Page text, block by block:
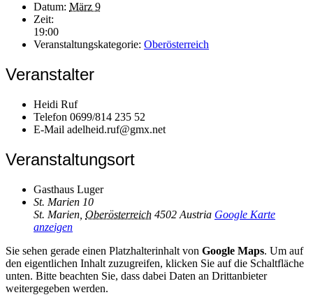
Datum: März 9
Zeit:
19:00
Veranstaltungskategorie: Oberösterreich
Veranstalter
Heidi Ruf
Telefon 0699/814 235 52
E-Mail adelheid.ruf@gmx.net
Veranstaltungsort
Gasthaus Luger
St. Marien 10
St. Marien Oberösterreich 4502 Austria Google Karte
anzeigen
Sie sehen gerade einen Platzhalterinhalt von Google Maps. Um auf
den eigentlichen Inhalt zuzugreifen, klicken Sie auf die Schaltfläche
unten. Bitte beachten Sie, dass dabei Daten an Drittanbieter
weitergegeben werden.